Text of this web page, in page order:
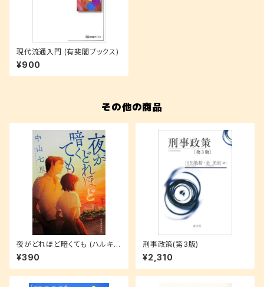
現代流通入門 (有斐閣ブックス)
¥900
その他の商品
夜がどれほど暗くても (ハルキ文
庫 な 21-1)
¥390
刑事政策(第3版)
¥2,310